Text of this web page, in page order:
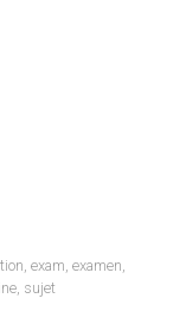
,exam,examen,
, sujet